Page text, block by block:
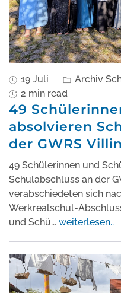
19 Juli Archiv
2 min read
49
absolvieren
der GWRS
49 Schülerinnen und
Schulabschluss an der
verabschiedeten sich
Werkrealschul-
und Schü... weiterlesen..